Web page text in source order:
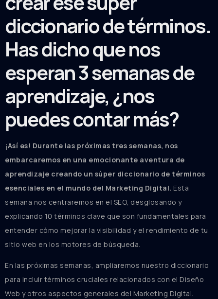
diccionario de términos.
Has dicho que nos
esperan 3 semanas de
aprendizaje, ¿nos
puedes contar más?
¡Así es! Durante las próximas tres semanas, nos
embarcaremos en una emocionante aventura de
aprendizaje creando un súper diccionario de términos
esenciales en el mundo del Marketing Digital. Esta
semana nos centraremos en el SEO, desglosando y
explicando 10 términos clave que son fundamentales para
entender cómo mejorar la visibilidad y el rendimiento de tu
sitio web en los motores de búsqueda.
En las próximas semanas, ampliaremos nuestro diccionario
para incluir términos cruciales relacionados con el Diseño
Web y otros aspectos generales del Marketing Digital.